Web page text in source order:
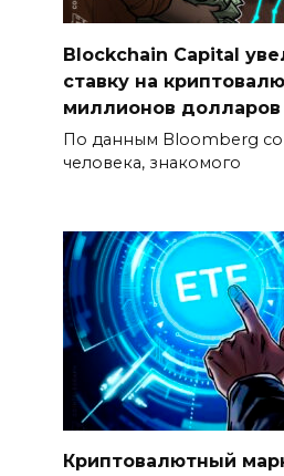
Blockchain Capital
ставку на
миллионов долларов
По данным Bloomberg со
человека, знакомого
Криптовалютный